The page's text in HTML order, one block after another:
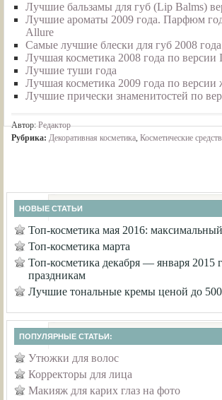
Лучшие бальзамы для губ (Lip Balms)
Лучшие ароматы 2009 года. Парфюм
Allure
Самые лучшие блески для губ 2008 года
Лучшая косметика 2008 года по версии
Лучшие туши года
Лучшая косметика 2009 года по версии
Лучшие прически знаменитостей по
Автор:Редактор
Рубрика: Декоративная косметика, Косметические
НОВЫЕ СТАТЬИ
Топ-косметика мая 2016:
Топ-косметика марта
Топ-косметика декабря — января 2015
праздникам
Лучшие тональные кремы ценой до
ПОПУЛЯРНЫЕ СТАТЬИ:
Утюжки для волос
Корректоры для лица
Макияж для карих глаз на фото